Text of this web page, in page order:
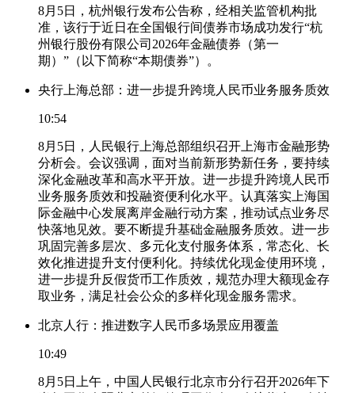
8月5日，杭州银行发布公告称，经相关监管机构批
准，该行于近日在全国银行间债券市场成功发行“杭
州银行股份有限公司2026年金融债券（第一
期）”（以下简称“本期债券”）。
央行上海总部：进一步提升跨境人民币业务服务质效
10:54
8月5日，人民银行上海总部组织召开上海市金融形势
分析会。会议强调，面对当前新形势新任务，要持续
深化金融改革和高水平开放。进一步提升跨境人民币
业务服务质效和投融资便利化水平。认真落实上海国
际金融中心发展离岸金融行动方案，推动试点业务尽
快落地见效。要不断提升基础金融服务质效。进一步
巩固完善多层次、多元化支付服务体系，常态化、长
效化推进提升支付便利化。持续优化现金使用环境，
进一步提升反假货币工作质效，规范办理大额现金存
取业务，满足社会公众的多样化现金服务需求。
北京人行：推进数字人民币多场景应用覆盖
10:49
8月5日上午，中国人民银行北京市分行召开2026年下